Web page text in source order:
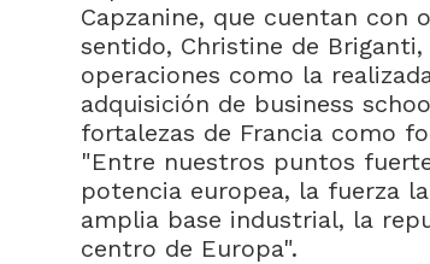
Capzanine, que cuentan con
sentido, Christine de Briganti,
operaciones como la
adquisición de business
fortalezas de Francia como
"Entre nuestros puntos
potencia europea, la fuerza
amplia base industrial, la
centro de Europa".